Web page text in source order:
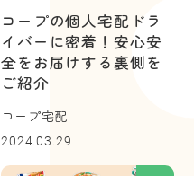
コープの個人宅配ドラ
イバーに密着！安心安
全をお届けする裏側を
ご紹介
コープ宅配
2024.03.29